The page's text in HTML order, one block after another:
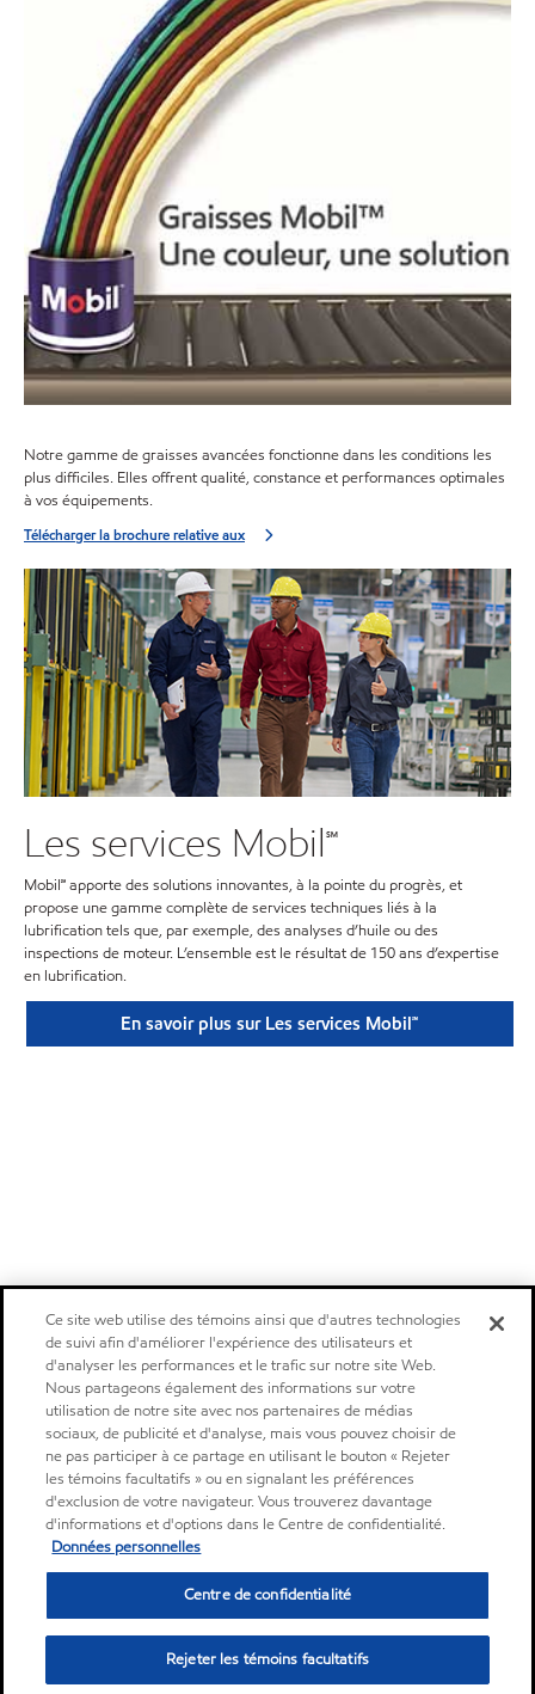
Notre gamme de graisses avancées fonctionne dans les conditions les
plus difficiles. Elles offrent qualité, constance et performances optimales
à vos équipements.
Télécharger la brochure relative aux
Les services Mobil℠
Mobil℠ apporte des solutions innovantes, à la pointe du progrès, et
propose une gamme complète de services techniques liés à la
lubrification tels que, par exemple, des analyses d’huile ou des
inspections de moteur. L’ensemble est le résultat de 150 ans d’expertise
en lubrification.
En savoir plus sur Les services Mobil℠
Ce site web utilise des témoins ainsi que d'autres technologies
de suivi afin d'améliorer l'expérience des utilisateurs et
d'analyser les performances et le trafic sur notre site Web.
Nous partageons également des informations sur votre
utilisation de notre site avec nos partenaires de médias
sociaux, de publicité et d'analyse, mais vous pouvez choisir de
ne pas participer à ce partage en utilisant le bouton « Rejeter
les témoins facultatifs » ou en signalant les préférences
d'exclusion de votre navigateur. Vous trouverez davantage
d'informations et d'options dans le Centre de confidentialité.
Données personnelles
Centre de confidentialité
Rejeter les témoins facultatifs